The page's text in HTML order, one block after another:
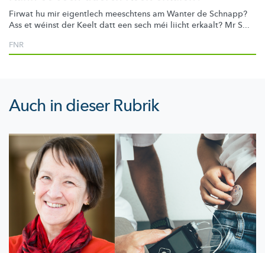
Firwat hu mir eigentlech meeschtens am Wanter de Schnapp?
Ass et wéinst der Keelt datt een sech méi liicht erkaalt? Mr S...
FNR
Auch in dieser Rubrik